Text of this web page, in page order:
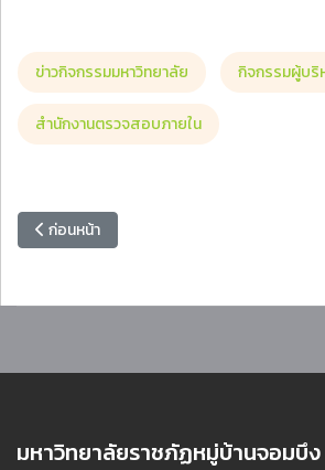
ข่าวกิจกรรมมหาวิทยาลัย กิจกรรมผู้บริ
สำนักงานตรวจสอบภายใน
เนื้อหาก่อนหน้า: ทีมผู้บริหารสำนักวิทยบริกาฯ
ก่อนหน้า
มหาวิทยาลัยราชภัฏหมู่บ้านจอมบึง